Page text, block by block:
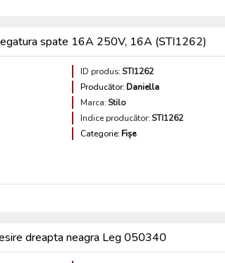
spate 16A 250V, 16A (STI1262)
ID produs: STI1262
Producător: Daniella
Marca: Stilo
Indice producător: STI1262
Categorie: Fișe
dreapta neagra Leg 050340